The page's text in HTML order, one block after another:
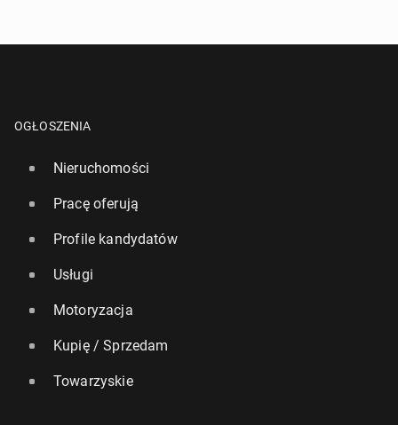
OGŁOSZENIA
Nieruchomości
Pracę oferują
Profile kandydatów
Usługi
Motoryzacja
Kupię / Sprzedam
Towarzyskie